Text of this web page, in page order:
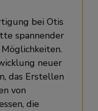
bei Otis
spannender
neuer
das Erstellen
von
die